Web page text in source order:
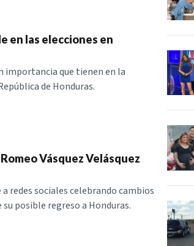
en las elecciones en
importancia que tienen en la
de Honduras.
Vásquez Velásquez
a redes sociales celebrando cambios
posible regreso a Honduras.